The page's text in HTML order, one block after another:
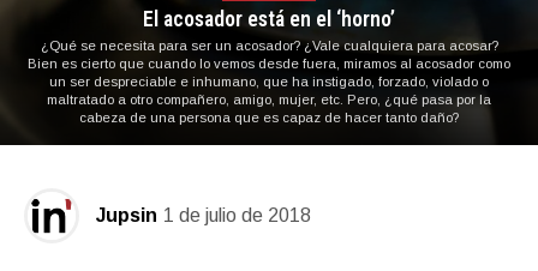
El acosador está en el ‘horno’
¿Qué se necesita para ser un acosador? ¿Vale cualquiera para acosar?
Bien es cierto que cuando lo vemos desde fuera, miramos al acosador como
un ser despreciable e inhumano, que ha instigado, forzado, violado o
maltratado a otro compañero, amigo, mujer, etc. Pero, ¿qué pasa por la
cabeza de una persona que es capaz de hacer tanto daño?
Jupsin 1 de julio de 2018